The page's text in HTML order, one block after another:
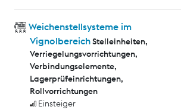
Weichenstellsysteme im
VignolbereichStelleinheiten,
Verriegelungsvorrichtungen,
Verbindungselemente,
Lagerprüfeinrichtungen,
Rollvorrichtungen
Einsteiger